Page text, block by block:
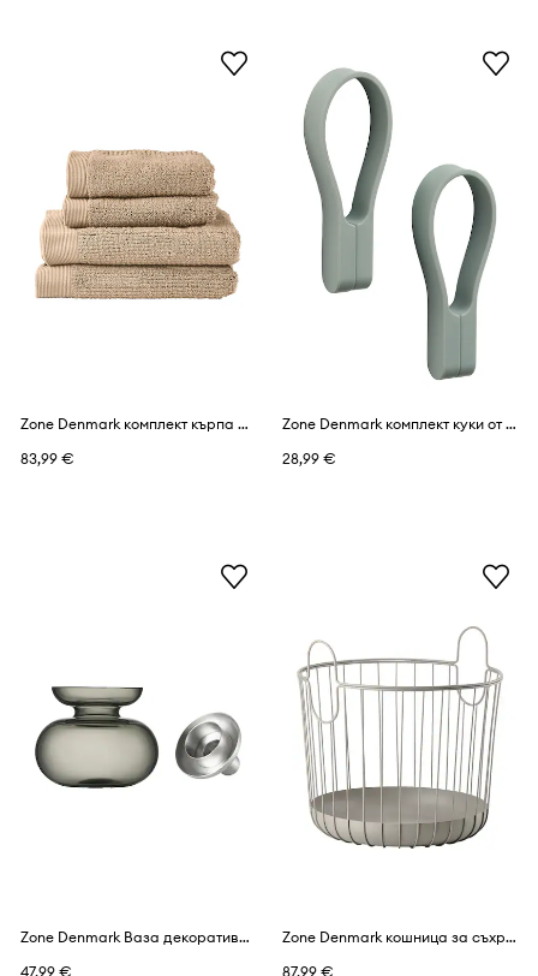
Zone Denmark комплект кърпа памучна
83,99 €
Zone Denmark комплект куки от силикон
28,99 €
Zone Denmark Ваза декоративна от цветно стъкло 11 x 10 cm
47,99 €
Zone Denmark кошница за съхранение от стомана 40,6 x 41,1 cm
87,99 €